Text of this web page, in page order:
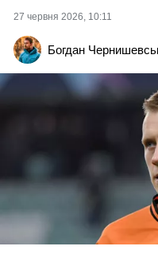
27 червня 2026, 10:11
Богдан